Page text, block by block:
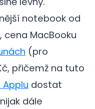
notebook od
MacBooku
(pro
přičemž na tuto
dostat
dále